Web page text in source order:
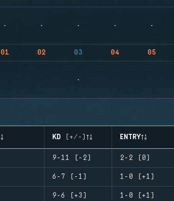
01 02 03 04 05
KD (+/-) ENTRY
9-11 (-2) 2-2 (0)
6-7 (-1) 1-0 (+1)
9-6 (+3) 1-0 (+1)